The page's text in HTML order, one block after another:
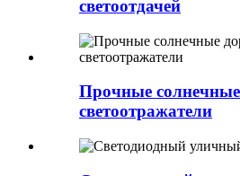
светоотдачей
Прочные
светоотражатели